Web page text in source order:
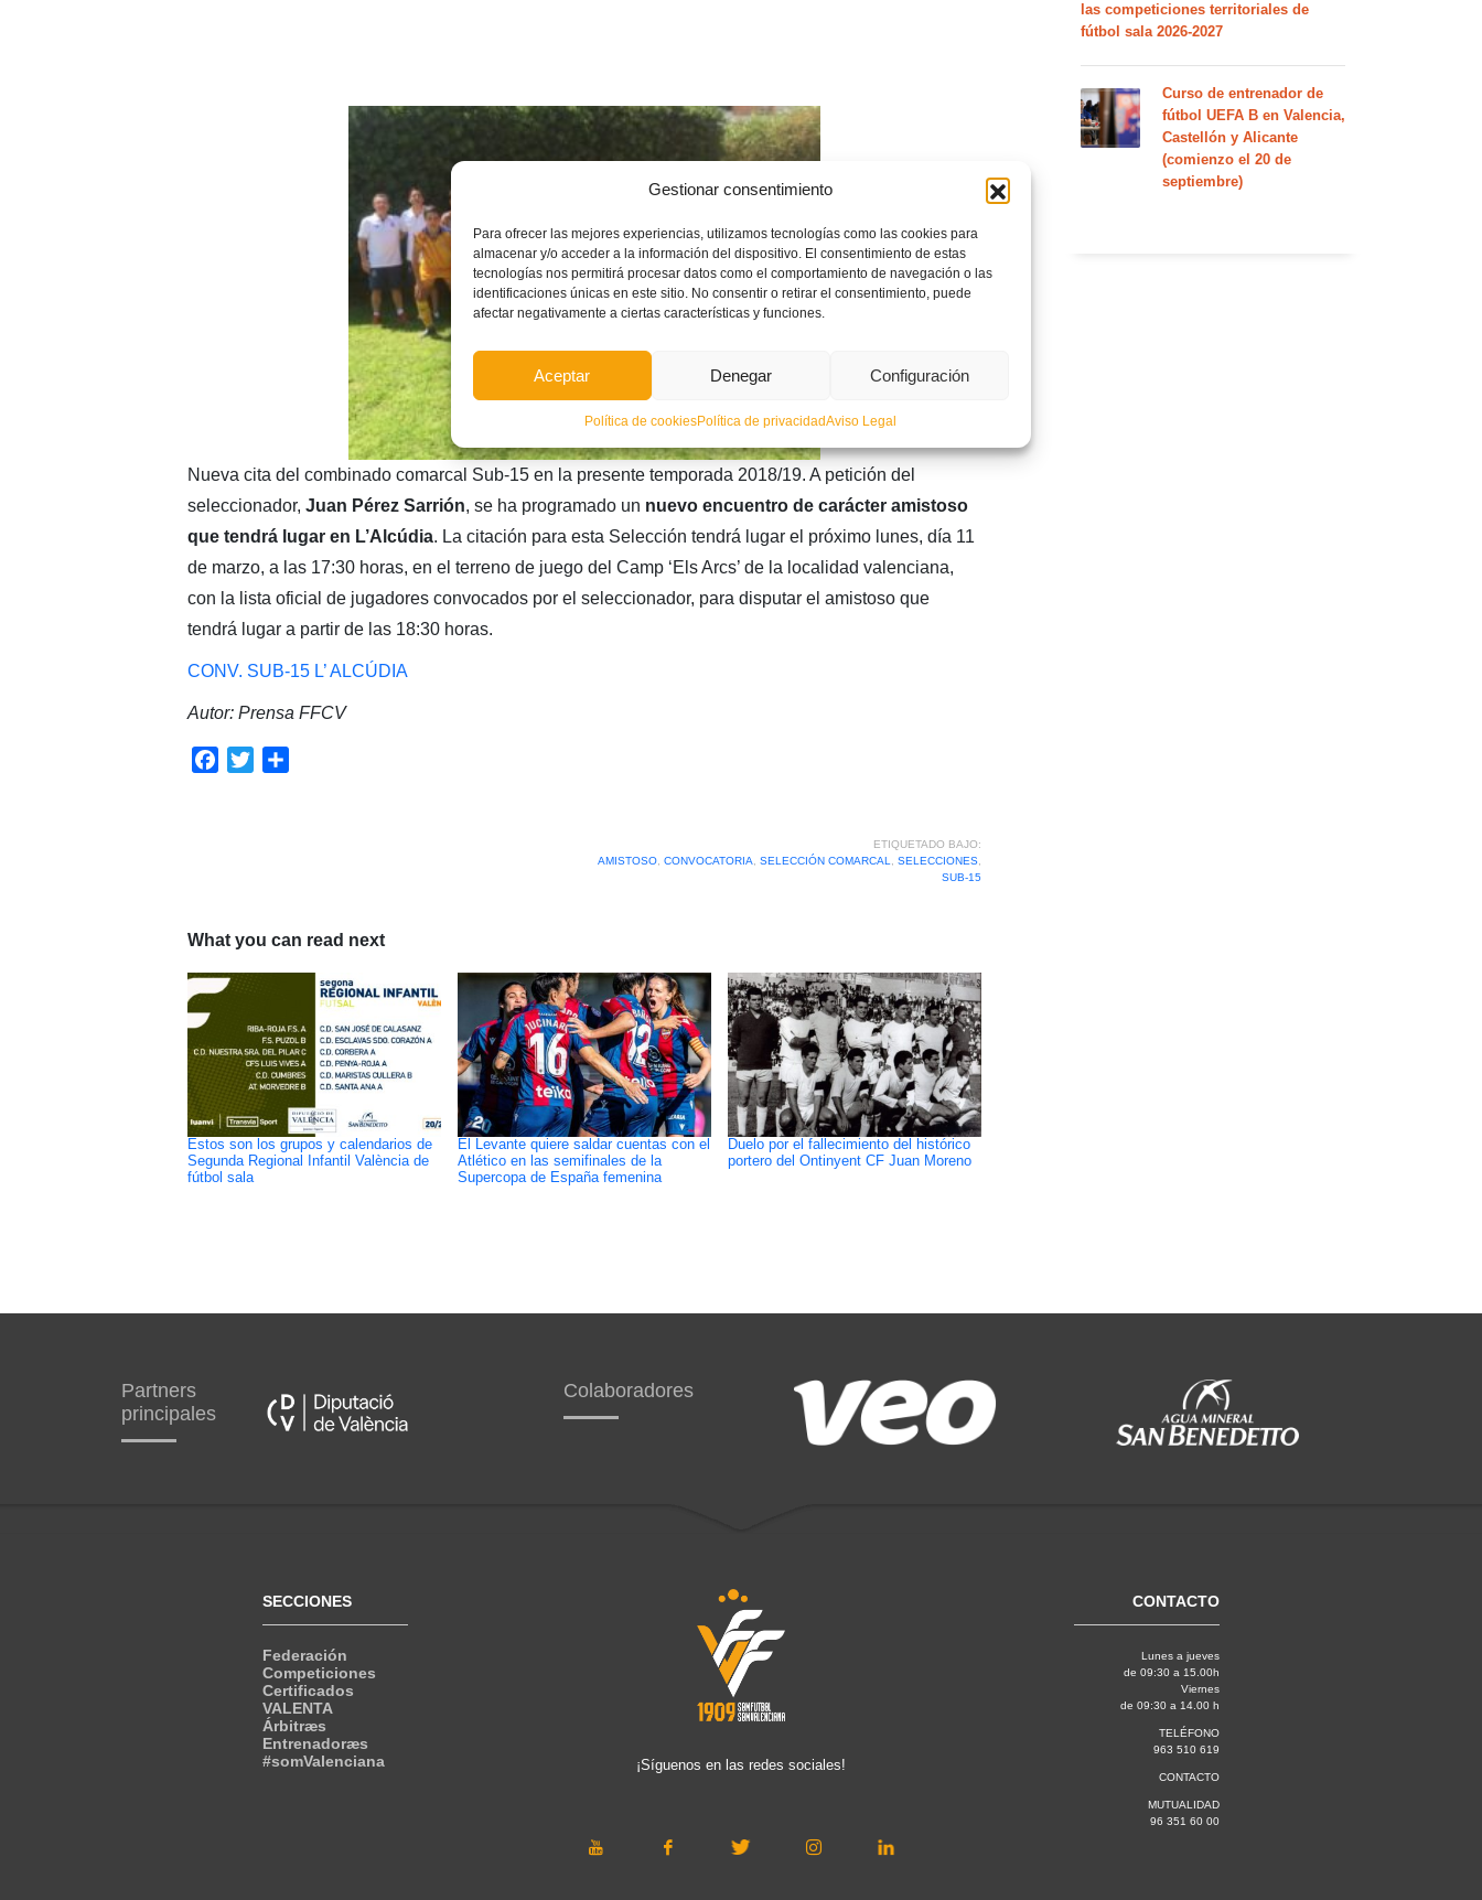
Gestionar consentimiento
Para ofrecer las mejores experiencias, utilizamos tecnologías como las cookies para
almacenar y/o acceder a la información del dispositivo. El consentimiento de estas
tecnologías nos permitirá procesar datos como el comportamiento de navegación o las
identificaciones únicas en este sitio. No consentir o retirar el consentimiento, puede
afectar negativamente a ciertas características y funciones.
Aceptar Denegar Configuración
Política de cookiesPolítica de privacidadAviso Legal
Nueva cita del combinado comarcal Sub-15 en la presente temporada 2018/19. A petición del
seleccionador, Juan Pérez Sarrión, se ha programado un nuevo encuentro de carácter amistoso
que tendrá lugar en L’Alcúdia. La citación para esta Selección tendrá lugar el próximo lunes, día 11
de marzo, a las 17:30 horas, en el terreno de juego del Camp ‘Els Arcs’ de la localidad valenciana,
con la lista oficial de jugadores convocados por el seleccionador, para disputar el amistoso que
tendrá lugar a partir de las 18:30 horas.
CONV. SUB-15 L’ ALCÚDIA
Autor: Prensa FFCV
Facebook
Twitter
ETIQUETADO BAJO:
AMISTOSO, CONVOCATORIA SELECCIÓN COMARCAL SELECCIONES,
SUB-15
What you can read next
Estos son los grupos y calendarios de
Segunda Regional Infantil València de
fútbol sala
El Levante quiere saldar cuentas con el
Atlético en las semifinales de la
Supercopa de España femenina
Duelo por el fallecimiento del histórico
portero del Ontinyent CF Juan Moreno
las competiciones territoriales de
fútbol sala 2026-2027
Curso de entrenador de
fútbol UEFA B en Valencia,
Castellón y Alicante
(comienzo el 20 de
septiembre)
Partners
principales
Colaboradores
SECCIONES
Federación
Competiciones
Certificados
VALENTA
Árbitræs
Entrenadoræs
#somValenciana
¡Síguenos en las redes sociales!
CONTACTO
Lunes a jueves
de 09:30 a 15.00h
Viernes
de 09:30 a 14.00 h
TELÉFONO
963 510 619
CONTACTO
MUTUALIDAD
96 351 60 00